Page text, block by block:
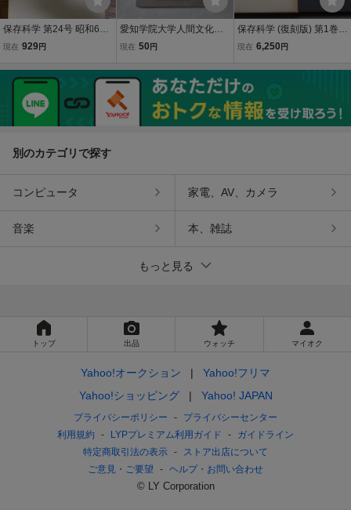
保存科学 第24号 昭和60
年 東京国立文化財研究所
現在 929円
愛知学院大学人間文化研
究所紀要『人間文化』第2
現在 50 円
保存科学 (復刻版) 第1巻
自1964年3月～至1969年
告書出版会) 東京国立文化
財研究所 保存科学部・修
復技術部編
現在 6,250 円
別のカテゴリで探す
コンピュータ 家電、AV、カメラ
音楽 本、雑誌
もっと見る
トップ 出品 ウォッチ マイオク
Yahoo!オークション
Yahoo!フリマ
Yahoo!ショッピング
Yahoo! JAPAN
プライバシーポリシー
プライバシーセンター
利用規約
LYPプレミアム利用ガイド
ガイドライン
特定商取引法の表示
ストア出店について
ご意見・ご要望
ヘルプ・お問い合わせ
© LY Corporation